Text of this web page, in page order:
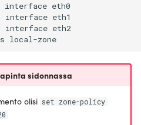
interface eth0
interface eth1
interface eth2
sidonnassa
olisi set zone-policy